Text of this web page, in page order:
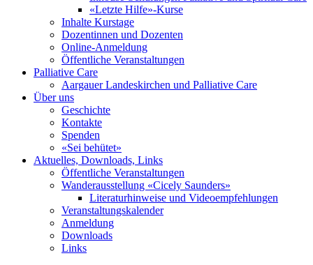
«Letzte Hilfe»-Kurse
Inhalte Kurstage
Dozentinnen und Dozenten
Online-Anmeldung
Öffentliche Veranstaltungen
Palliative Care
Aargauer Landeskirchen und Palliative Care
Über uns
Geschichte
Kontakte
Spenden
«Sei behütet»
Aktuelles, Downloads, Links
Öffentliche Veranstaltungen
Wanderausstellung «Cicely Saunders»
Literaturhinweise und Videoempfehlungen
Veranstaltungskalender
Anmeldung
Downloads
Links